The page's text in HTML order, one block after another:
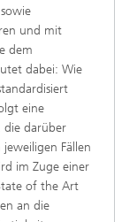
und mit
dem
dabei: Wie
eine
die darüber
Fällen
im Zuge einer
of the Art
an die